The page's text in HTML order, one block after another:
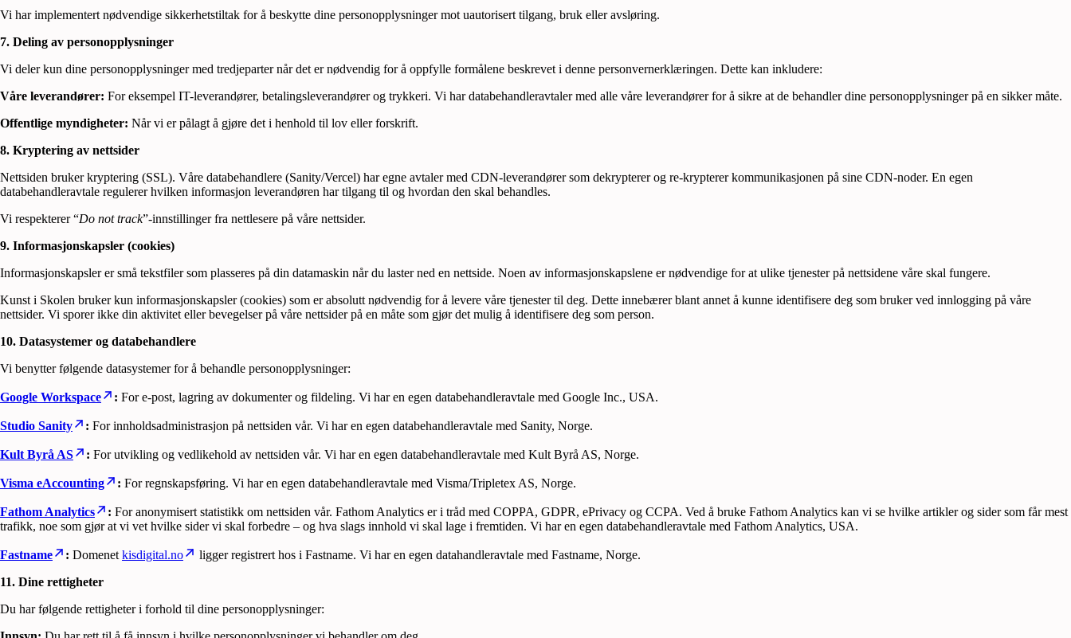
Vi har implementert nødvendige sikkerhetstiltak for å beskytte dine personopplysninger mot uautorisert tilgang, bruk eller avsløring.
7. Deling av personopplysninger
Vi deler kun dine personopplysninger med tredjeparter når det er nødvendig for å oppfylle formålene beskrevet i denne personvernerklæringen. Dette kan inkludere:
Våre leverandører: For eksempel IT-leverandører, betalingsleverandører og trykkeri. Vi har databehandleravtaler med alle våre leverandører for å sikre at de behandler dine personopplysninger på en sikker måte.
Offentlige myndigheter: Når vi er pålagt å gjøre det i henhold til lov eller forskrift.
8. Kryptering av nettsider
Nettsiden bruker kryptering (SSL). Våre databehandlere (Sanity/Vercel) har egne avtaler med CDN-leverandører som dekrypterer og re-krypterer kommunikasjonen på sine CDN-noder. En egen
databehandleravtale regulerer hvilken informasjon leverandøren har tilgang til og hvordan den skal behandles.
Vi respekterer “Do not track”-innstillinger fra nettlesere på våre nettsider.
9. Informasjonskapsler (cookies)
Informasjonskapsler er små tekstfiler som plasseres på din datamaskin når du laster ned en nettside. Noen av informasjonskapslene er nødvendige for at ulike tjenester på nettsidene våre skal fungere.
Kunst i Skolen bruker kun informasjonskapsler (cookies) som er absolutt nødvendig for å levere våre tjenester til deg. Dette innebærer blant annet å kunne identifisere deg som bruker ved innlogging på våre
nettsider. Vi sporer ikke din aktivitet eller bevegelser på våre nettsider på en måte som gjør det mulig å identifisere deg som person.
10. Datasystemer og databehandlere
Vi benytter følgende datasystemer for å behandle personopplysninger:
Google Workspace : For e-post, lagring av dokumenter og fildeling. Vi har en egen databehandleravtale med Google Inc., USA.
Studio Sanity : For innholdsadministrasjon på nettsiden vår. Vi har en egen databehandleravtale med Sanity, Norge.
Kult Byrå AS : For utvikling og vedlikehold av nettsiden vår. Vi har en egen databehandleravtale med Kult Byrå AS, Norge.
Visma eAccounting : For regnskapsføring. Vi har en egen databehandleravtale med Visma/Tripletex AS, Norge.
Fathom Analytics : For anonymisert statistikk om nettsiden vår. Fathom Analytics er i tråd med COPPA, GDPR, ePrivacy og CCPA. Ved å bruke Fathom Analytics kan vi se hvilke artikler og sider som får mest
trafikk, noe som gjør at vi vet hvilke sider vi skal forbedre – og hva slags innhold vi skal lage i fremtiden. Vi har en egen databehandleravtale med Fathom Analytics, USA.
Fastname : Domenet kisdigital.no
ligger registrert hos i Fastname. Vi har en egen datahandleravtale med Fastname, Norge.
11. Dine rettigheter
Du har følgende rettigheter i forhold til dine personopplysninger: